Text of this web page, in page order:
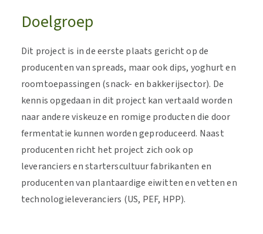
Doelgroep
Dit project is in de eerste plaats gericht op de
producenten van spreads, maar ook dips, yoghurt en
roomtoepassingen (snack- en bakkerijsector). De
kennis opgedaan in dit project kan vertaald worden
naar andere viskeuze en romige producten die door
fermentatie kunnen worden geproduceerd. Naast
producenten richt het project zich ook op
leveranciers en starterscultuur fabrikanten en
producenten van plantaardige eiwitten en vetten en
technologieleveranciers (US, PEF, HPP).